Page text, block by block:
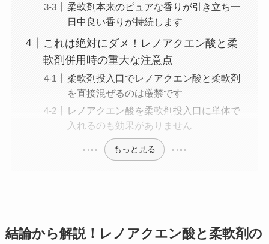
柔軟剤本来のピュアな香りが引き立ち一
日中良い香りが持続します
これは絶対にダメ！レノアクエン酸と柔
軟剤併用時の重大な注意点
柔軟剤投入口でレノアクエン酸と柔軟剤
を直接混ぜるのは厳禁です
レノアクエン酸を柔軟剤投入口に単体で
入れるのも効果がありません
もっと見る
結論から解説！レノアクエン酸と柔軟剤の